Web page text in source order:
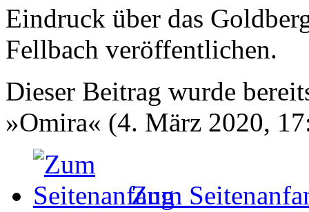
Eindruck über das
Fellbach veröffentlichen.
Dieser Beitrag wurde
»Omira« (4. März 2020,
Zum